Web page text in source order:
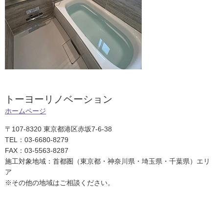
トーヨーリノベーション
ホームページ
〒107-8320 東京都港区赤坂7-6-38
TEL：03-6680-8279
FAX：03-5563-8287
施工対象地域：首都圏（東京都・神奈川県・埼玉県・千葉県）エリ
ア
※その他の地域はご相談ください。